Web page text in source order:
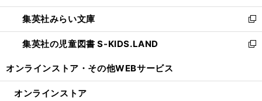
開
く
ウ
で
開
く
ン
ド
ウ
で
ウ
ィ
ン
ド
開
集英社みらい文庫
新
し
い
ン
集英社の児童図書 S-KIDS.LAND
新
ウ
オンラインストア・ その他WEBサービス
オンラインストア